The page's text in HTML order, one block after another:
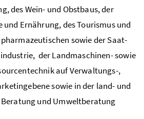
des Wein- und Obstbaus, der
Ernährung, des Tourismus und
sowie der Saat­
der Landmaschinen- sowie
auf Verwaltungs-,
sowie in der land- und
und Umwelt­beratung